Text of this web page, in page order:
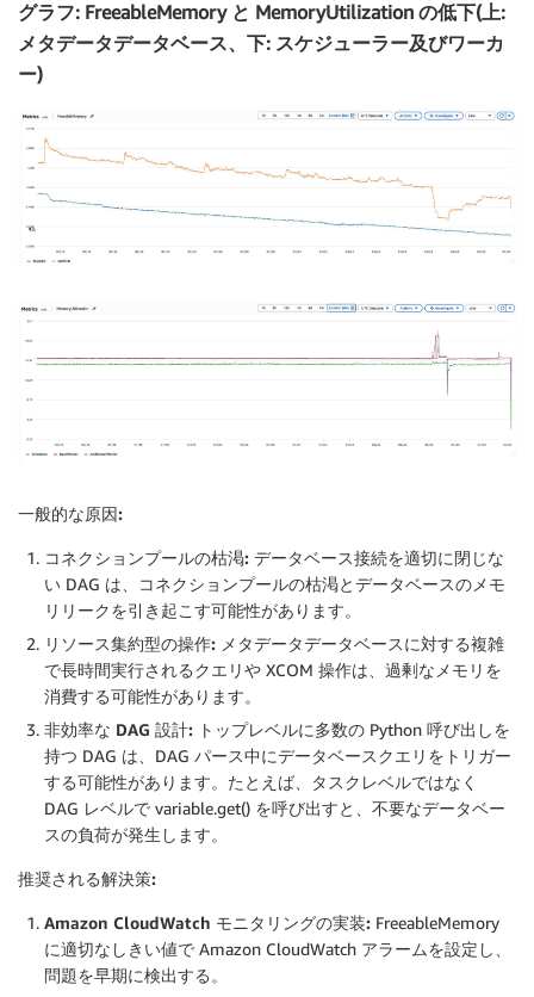
グラフ: FreeableMemory と MemoryUtilization の低下(上:
メタデータデータベース、下: スケジューラー及びワーカ
ー)
一般的な原因:
コネクションプールの枯渇: データベース接続を適切に閉じな
い DAG は、コネクションプールの枯渇とデータベースのメモ
リリークを引き起こす可能性があります。
リソース集約型の操作: メタデータデータベースに対する複雑
で長時間実行されるクエリや XCOM 操作は、過剰なメモリを
消費する可能性があります。
非効率な DAG 設計: トップレベルに多数の Python 呼び出しを
持つ DAG は、DAG パース中にデータベースクエリをトリガー
する可能性があります。たとえば、タスクレベルではなく
DAG レベルで variable.get() を呼び出すと、不要なデータベー
スの負荷が発生します。
推奨される解決策:
Amazon CloudWatch モニタリングの実装: FreeableMemory
に適切なしきい値で Amazon CloudWatch アラームを設定し、
問題を早期に検出する。